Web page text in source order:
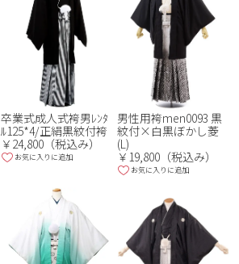
卒業式成人式袴男ﾚﾝﾀ
ﾙ125*4/正絹黒紋付袴
￥24,800（税込み）
お気に入りに追加
男性用袴men0093 黒
紋付×白黒ぼかし菱
(L)
￥19,800（税込み）
お気に入りに追加